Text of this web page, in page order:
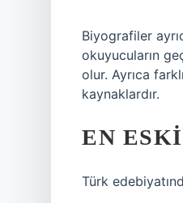
Biyografiler
okuyucuların
olur. Ayrıca
kaynaklardır.
EN
Türk